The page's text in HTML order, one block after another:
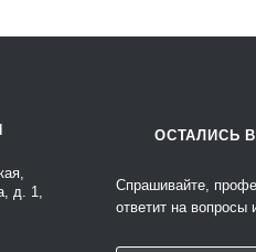
д. 1,
ОСТАЛИСЬ
Спрашивайте,
ответит на вопросы